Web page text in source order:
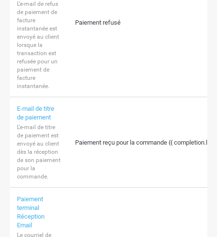
L'e-mail de refus
de paiement de
facture
instantanée est
envoyé au client
lorsque la
transaction est
refusée pour un
paiement de
facture
instantanée.
Paiement refusé
E-mail de titre
de paiement
L’e-mail de titre
de paiement est
envoyé au client
dès la réception
de son paiement
pour la
commande.
Paiement reçu pour la commande {{
Paiement
terminal
Réception
Email
Le courriel de